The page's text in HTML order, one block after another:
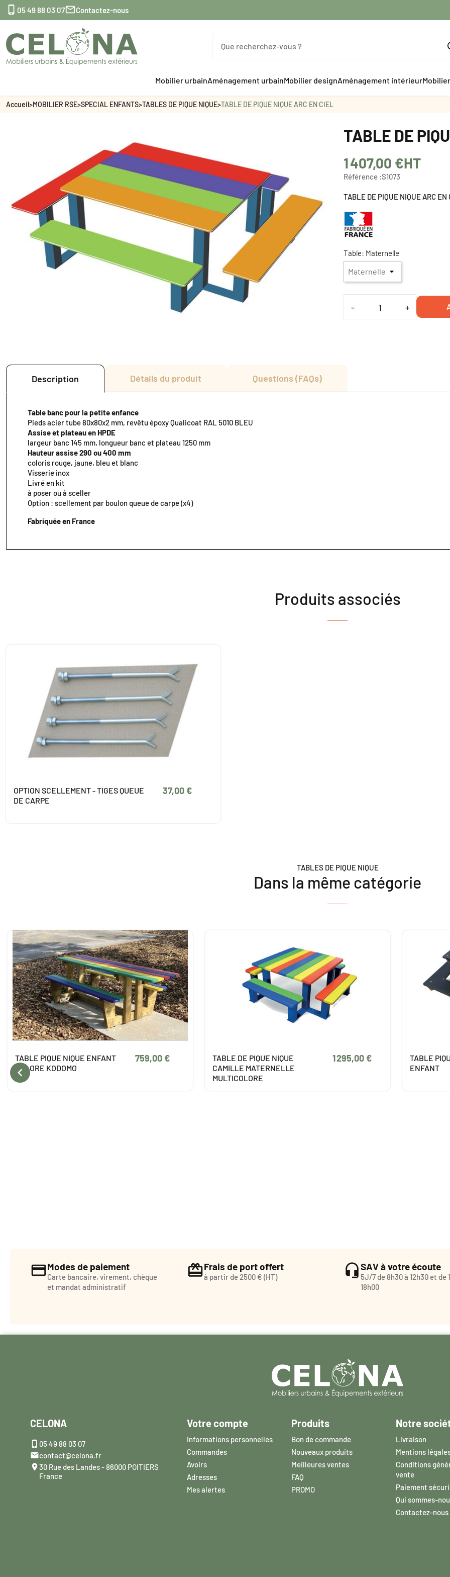
 05 49 88 03 07Contactez-nous
Mobilier urbainAménagement urbainMobilier designAménagement intérieur
Accueil>MOBILIER RSE>SPECIAL ENFANTS>TABLES DE PIQUE NIQUE>TABLE DE PIQUE NIQUE ARC EN CIEL
TABLE DE
1 407,00 €HT
Référence :S1073
TABLE DE PIQUE NIQUE ARC EN
Table: Maternelle
- +
Description Détails du produit Questions (FAQs)
Table banc pour la petite enfance
Pieds acier tube 80x80x2 mm, revêtu époxy Qualicoat RAL 5010 BLEU
Assise et plateau en HPDE
largeur banc 145 mm, longueur banc et plateau 1250 mm
Hauteur assise 290 ou 400 mm
coloris rouge, jaune, bleu et blanc
Visserie inox
Livré en kit
à poser ou à sceller
Option : scellement par boulon queue de carpe (x4)
Fabriquée en France
Produits associés
OPTION SCELLEMENT - TIGES QUEUE
DE CARPE
37,00 €
TABLES DE PIQUE NIQUE
Dans la même catégorie
TABLE DE PIQUE NIQUE
CAMILLE MATERNELLE
MULTICOLORE
1 295,00 €
TABLE PIQUE NIQUE HEXA
ENFANT
464,00 €
TABLE DE
ACIER ET

Modes de paiement
Carte bancaire, virement, chèque
et mandat administratif
Frais de port offert
à partir de 2500 € (HT)
SAV à votre écoute
5J/7 de 8h30 à 12h30 et de
18h00
CELONA
 05 49 88 03 07
contact@celona.fr
30 Rue des Landes - 86000 POITIERS
France
Votre compte
Informations personnelles
Commandes
Avoirs
Adresses
Mes alertes
Produits
Bon de commande
Nouveaux produits
Meilleures ventes
FAQ
PROMO
Notre
Livraison
Mentions
Conditions
vente
Paiement
Qui sommes-
Contactez-nous